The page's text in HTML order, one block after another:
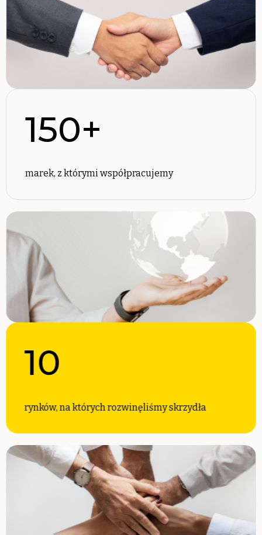
150+
marek, z którymi współpracujemy
10
rynków, na których rozwinęliśmy skrzydła